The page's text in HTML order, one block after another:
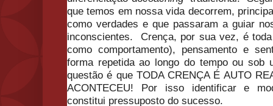
que temos em nossa vida decorrem,
como verdades e que passaram a guiar
inconscientes. Crença, por sua vez, é
como comportamento), pensamento e
forma repetida ao longo do tempo ou sob
questão é que TODA CRENÇA É AUTO
ACONTECEU! Por isso identificar e
constitui pressuposto do sucesso.